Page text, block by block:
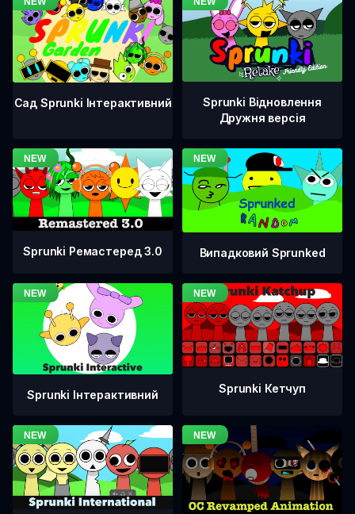
Сад Sprunki Інтерактивний
Sprunki Відновлення
Дружня версія
Sprunki Ремастеред 3.0 Випадковий Sprunked
Sprunki Інтерактивний Sprunki Кетчуп